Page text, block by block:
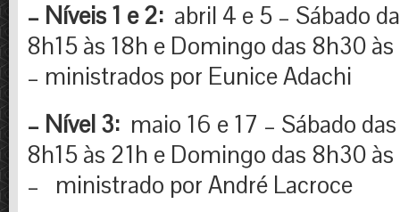
– Níveis 1 e 2: abril 4 e 5 – Sábado
8h15 às 18h e Domingo das 8h30 às
– ministrados por Eunice Adachi
– Nível 3: maio 16 e 17 – Sábado das
8h15 às 21h e Domingo das 8h30 às
– ministrado por André Lacroce